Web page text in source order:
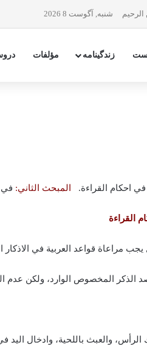
شنبه, آگوست 8 2026
زندگینامه مؤلفات
في احكام القراءة. المبحث الثاني: في
القراءة
الذكر المخصوص الوارد، ولكن عدم